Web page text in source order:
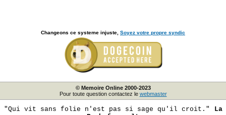
Changeons ce systeme injuste, Soyez votre propre syndic
© Memoire Online 2000-2023
Pour toute question contactez le webmaster
"Qui vit sans folie n'est pas si sage qu'il croit."
La